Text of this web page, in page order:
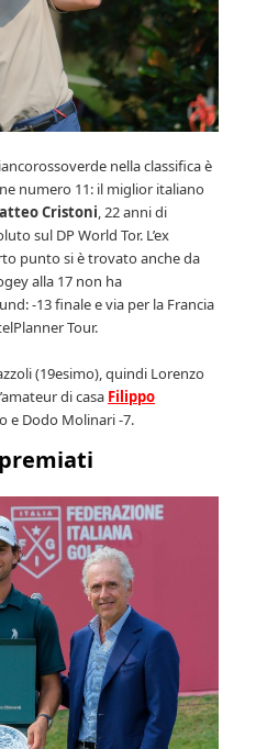
nella classifica è
numero 11: il miglior italiano
Cristoni, 22 anni di
sul DP World Tor. L’ex
punto si è trovato anche da
alla 17 non ha
-13 finale e via per la Francia
Tour.
(19esimo), quindi Lorenzo
di casa Filippo
e Dodo Molinari -7.